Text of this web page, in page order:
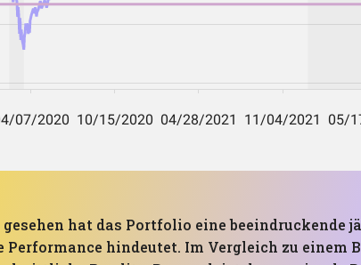
hat das Portfolio eine beeindruckende
Performance hindeutet. Im Vergleich zu einem